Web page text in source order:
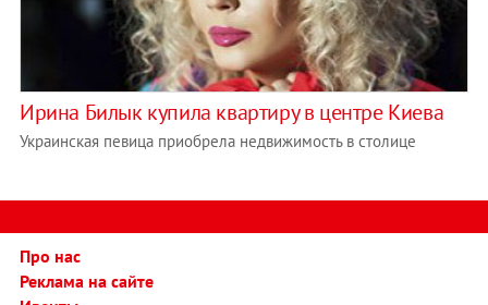
Ирина Билык купила квартиру в центре Киева
Украинская певица приобрела недвижимость в столице
Про нас
Реклама на сайте